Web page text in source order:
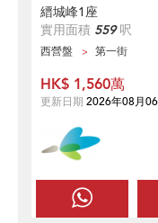
縉城峰1座
實用面積 559呎
西營盤 第一街
HK$ 1,560萬
更新日期 2026年08月